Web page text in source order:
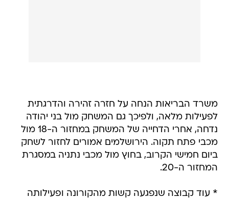
משרד הבריאות הנחה על חזרה זהירה והדרגתית
לפעילות מלאה, ולפיכך גם המשחק מול בני יהודה
נדחה, אחרי הדחייה של המשחק במחזור ה-18 מול
מכבי פתח תקוה. הירושלמים אמורים לחזור לשחק
ביום חמישי הקרוב, בחוץ מול מכבי נתניה במסגרת
המחזור ה-20.
* עוד קבוצה שנפגעה קשות מהקורונה ופעילותה